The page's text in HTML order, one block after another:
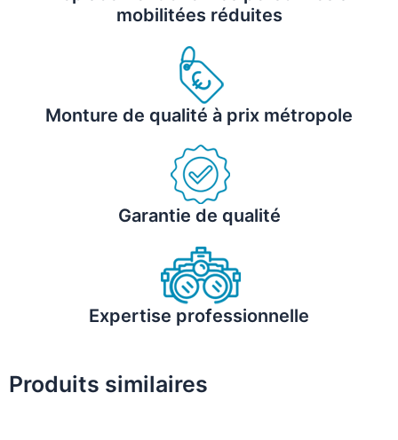
mobilitées réduites
Monture de qualité à prix métropole
Garantie de qualité
Expertise professionnelle
Produits similaires